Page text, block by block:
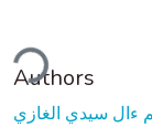
Authors
ءال سيدي الغازي